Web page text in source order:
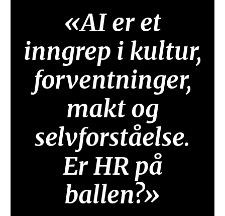
«AI er et
inngrep i kultur,
forventninger,
makt og
selvforståelse.
Er HR på
ballen?»